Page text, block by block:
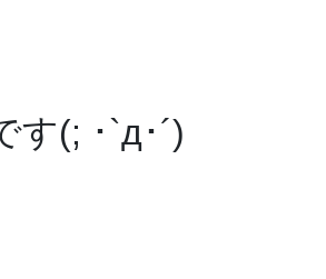
す(; ･`д･´)